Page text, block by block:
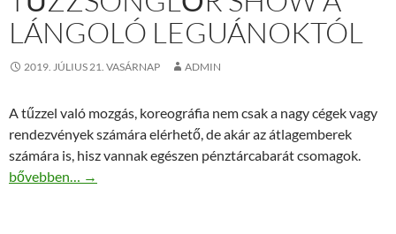
LÁNGOLÓ LEGUÁNOKTÓL
2019. JÚLIUS 21. VASÁRNAP ADMIN
A tűzzel való mozgás, koreográfia nem csak a nagy cégek vagy
rendezvények számára elérhető, de akár az átlagemberek
számára is, hisz vannak egészen pénztárcabarát csomagok.
Tűztánc és tűzzsonglőr show a Lángoló Leguánoktól
bővebben… →